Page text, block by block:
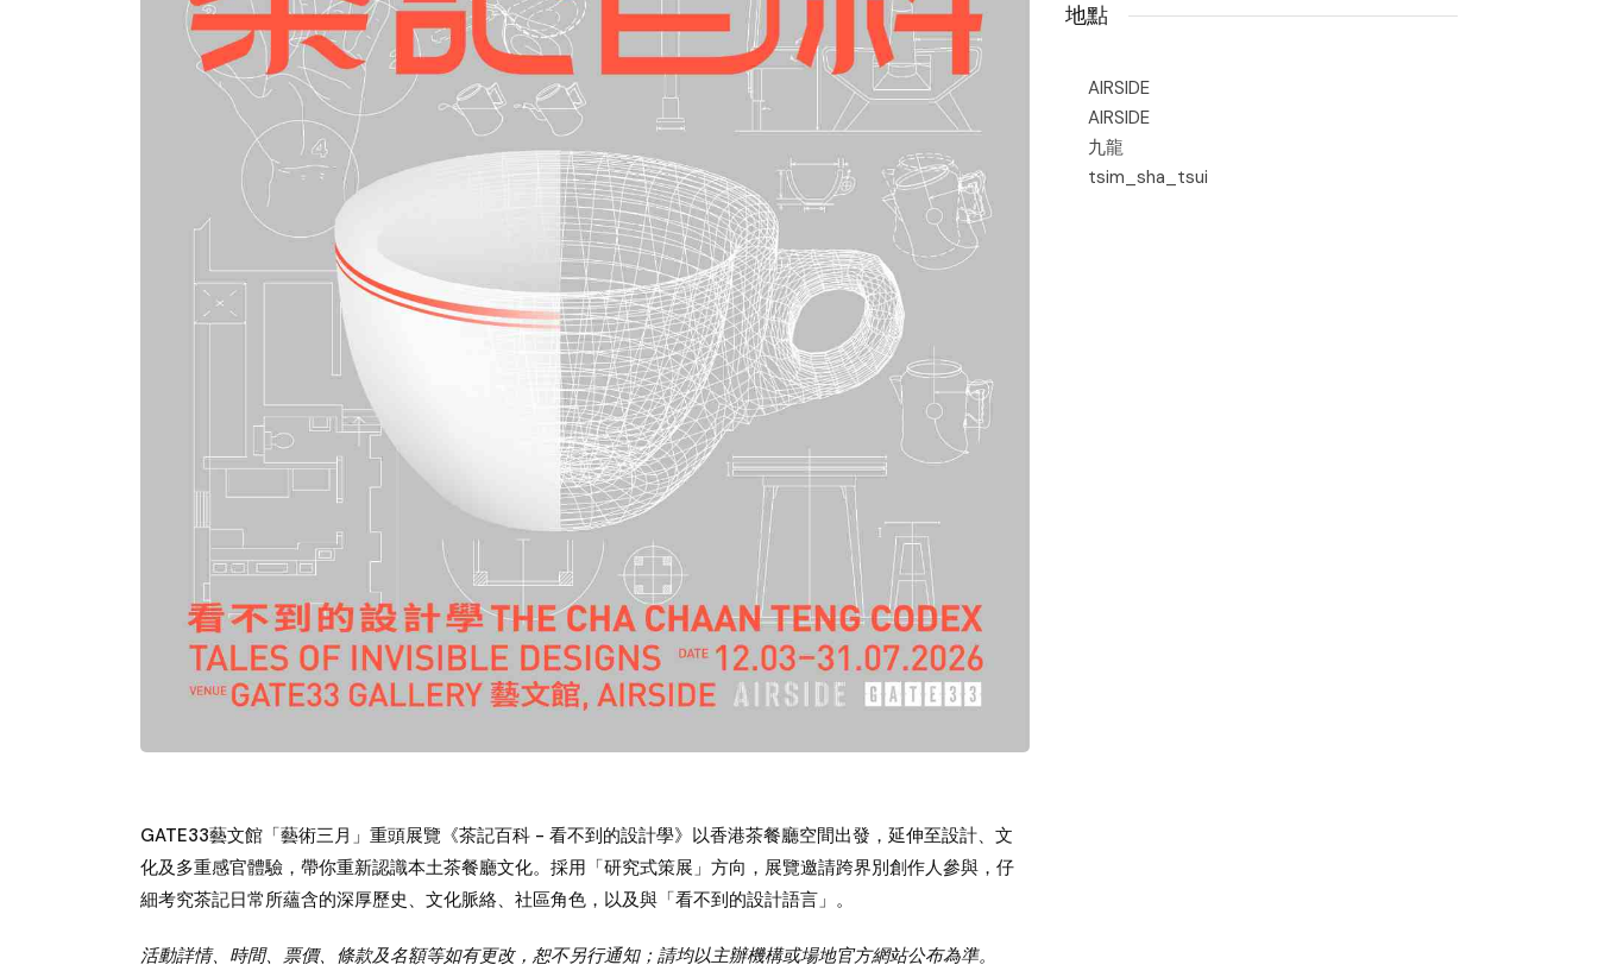
GATE33藝文館「藝術三月」重頭展覽《茶記百科 - 看不到的設計學》以香港茶餐廳空間出發，延伸至設計、文
化及多重感官體驗，帶你重新認識本土茶餐廳文化。採用「研究式策展」方向，展覽邀請跨界別創作人參與，仔
細考究茶記日常所蘊含的深厚歷史、文化脈絡、社區角色，以及與「看不到的設計語言」。
活動詳情、時間、票價、條款及名額等如有更改，恕不另行通知；請均以主辦機構或場地官方網站公布為準。
地點
AIRSIDE
AIRSIDE
九龍
tsim_sha_tsui